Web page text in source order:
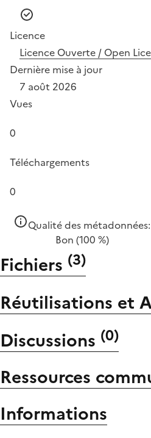
Licence
Licence Ouverte / Open
Dernière mise à jour
7 août 2026
Vues
0
Téléchargements
0
Qualité des métadonnées:
Bon (100 %)
Fichiers (3)
Réutilisations et
Discussions (0)
Ressources
Informations